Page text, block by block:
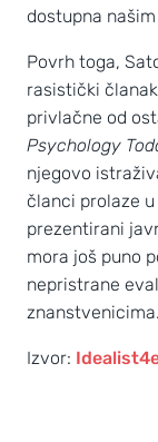
dostupna
Povrh toga,
rasistički
privlačne od
Psychology
njegovo
članci prolaze
prezentirani
mora još puno
nepristrane
znanstvenicima.
Izvor: